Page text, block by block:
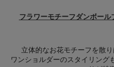
フラワーモチーフダンボール
立体的なお花モチーフを散
ワンショルダーのスタイリング